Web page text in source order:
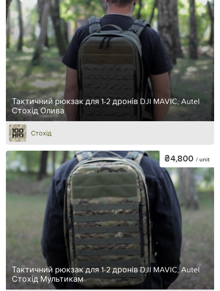
Тактичний рюкзак для 1-2 дронів DJI MAVIC, Autel
Стохід Олива
Стохід
Тактичний рюкзак для 1-2 дронів DJI MAVIC, Autel
Стохід Мультикам
₴4,800 / unit